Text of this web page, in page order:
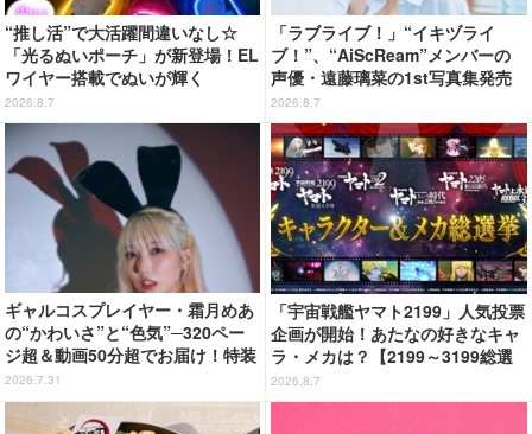
“推し活”で大活躍間違いなし☆
「光るぬいポーチ」が新登場！EL
ワイヤー搭載でぬいが輝く
2026.8.7
「ラブライブ！」“イキヅライ
ブ！”、“AiScReam”メンバーの
声優・遠藤璃菜の1st写真集発売
決定！2ショット写メ会と写真集
サイン会も開催！【10月6日発
売】
2026.8.7
ギャルコスプレイヤー・霜月めあ
の“かわいさ”と“色気”─320ペー
ジ超＆動画50分超でお届け！特装
合本版のデジタル写真集が登場
2026.7.31
「宇宙戦艦ヤマト2199」人気投票
企画が開始！あたなの好きなキャ
ラ・メカは？【2199～3199総選
挙】
2026.8.7